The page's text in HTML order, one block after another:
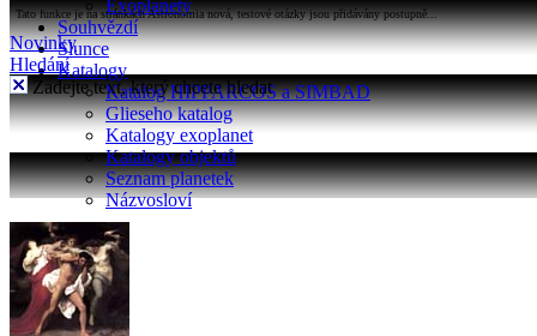
Exoplanety
Souhvězdí
Slunce
Katalogy
Katalog HIPPARCOS a SIMBAD
Glieseho katalog
Katalogy exoplanet
Katalogy objektů
Seznam planetek
Názvosloví
Tato funkce je na stránkách Astronomia nová, testové otázky jsou přidávány postupně...
Novinky
Hledání
Zadejte text, který chcete hledat